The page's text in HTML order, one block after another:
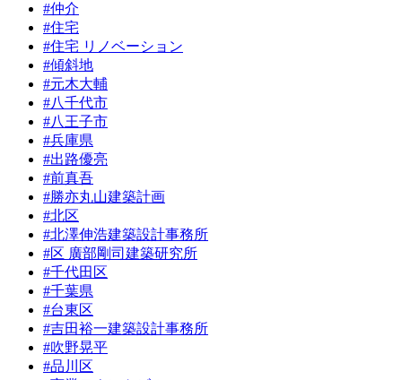
#仲介
#住宅
#住宅 リノベーション
#傾斜地
#元木大輔
#八千代市
#八王子市
#兵庫県
#出路優亮
#前真吾
#勝亦丸山建築計画
#北区
#北澤伸浩建築設計事務所
#区 廣部剛司建築研究所
#千代田区
#千葉県
#台東区
#吉田裕一建築設計事務所
#吹野晃平
#品川区